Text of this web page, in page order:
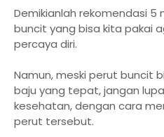
Demikianlah rekomendasi 5
buncit yang bisa kita pakai
percaya diri.
Namun, meski perut buncit
baju yang tepat, jangan
kesehatan, dengan cara
perut tersebut.